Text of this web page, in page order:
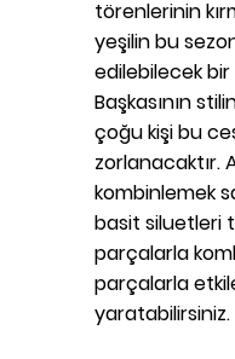
törenlerinin
yeşilin bu
edilebilecek
Başkasının
çoğu kişi bu
zorlanacaktır.
kombinlemek
basit siluetleri
parçalarla
parçalarla
yaratabilirsiniz.